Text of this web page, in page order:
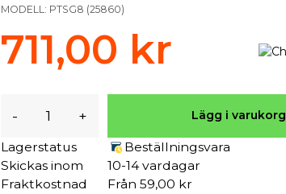
MODELL: PTSG8 (25860)
711,00 kr
- + Lägg i varukorg
Lagerstatus
Beställningsvara
Skickas inom
10-14 vardagar
Fraktkostnad
Från 59,00 kr